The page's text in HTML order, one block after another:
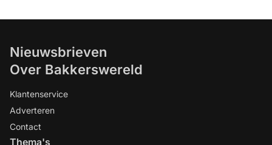
Nieuwsbrieven
Over Bakkerswereld
Klantenservice
Adverteren
Contact
Thema's